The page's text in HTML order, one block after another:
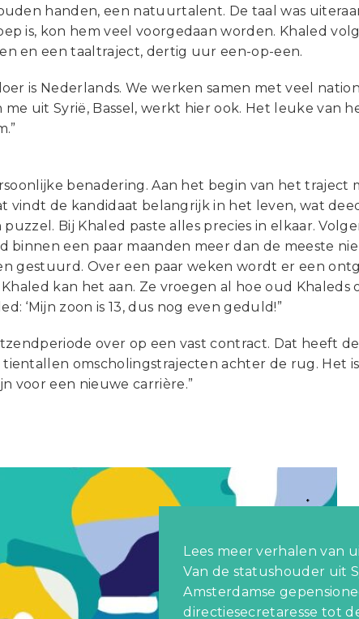
handen, een natuurtalent. De taal was
is, kon hem veel voorgedaan worden. Khaled
en een taaltraject, dertig uur een-op-een.
is Nederlands. We werken samen met veel
me uit Syrië, Bassel, werkt hier ook. Het leuke van
benadering. Aan het begin van het traject
vindt de kandidaat belangrijk in het leven, wat
Bij Khaled paste alles precies in elkaar.
binnen een paar maanden meer dan de meeste
gestuurd. Over een paar weken wordt er een
kan het aan. Ze vroegen al hoe oud Khaleds
‘Mijn zoon is 13, dus nog even geduld!”
over op een vast contract. Dat heeft
omscholingstrajecten achter de rug. Het
voor een nieuwe carrière.”
Lees meer verhalen van
Van de statushouder uit
Amsterdamse
directiesecretaresse tot